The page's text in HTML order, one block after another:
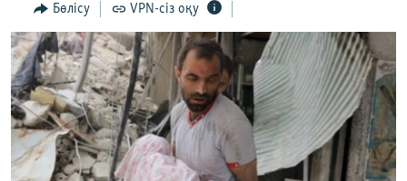
to
Search
ӘЛЕУМЕТ
ӘЛЕМ
АРНАЙЫ ЖОБАЛАР
Русский
ЖАЗЫЛЫҢЫЗ
Бөлісу VPN-сіз оқу